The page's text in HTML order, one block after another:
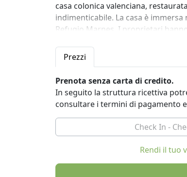
casa colonica valenciana,
indimenticabile. La casa è
Refugio Marnes. I proprietari
alla trasformazione di quella che
quando varcate la soglia, potete
natura incontaminata.
Con quattro camere da letto, due
Soggiornando qui, avrete
l'ambiente naturale circostante.
Perché scegliere questa casa
comfort moderni e sostenibilità. Si
Prezzi
Prenota senza carta di credito.
In seguito la struttura ricettiva
consultare i termini di pagamento
Rendi il tuo